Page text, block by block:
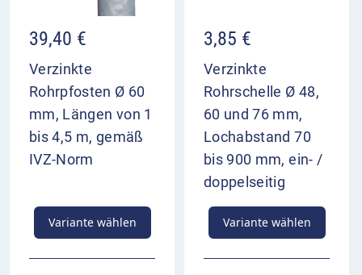
39,40 €
Verzinkte
Rohrpfosten Ø 60
mm, Längen von 1
bis 4,5 m, gemäß
IVZ-Norm
Variante wählen
3,85 €
Verzinkte
Rohrschelle Ø 48,
60 und 76 mm,
Lochabstand 70
bis 900 mm, ein- /
doppelseitig
Variante wählen